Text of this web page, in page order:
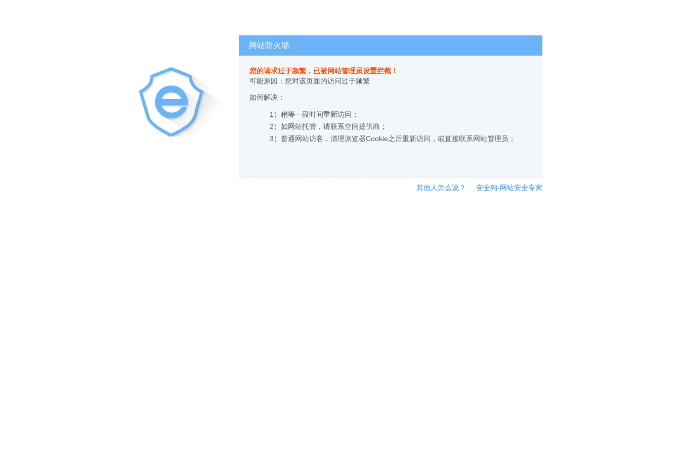
网站防火墙
您的请求过于频繁，已被网站管理员设置拦截！
可能原因：您对该页面的访问过于频繁
如何解决：
1）稍等一段时间重新访问；
2）如网站托管，请联系空间提供商；
3）普通网站访客，清理浏览器Cookie之后重新访问，或直接联系网站管理员；
其他人怎么说？ 安全狗-网站安全专家